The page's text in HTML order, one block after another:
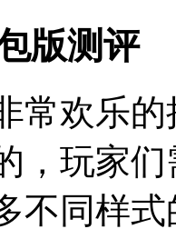
版测评
常欢乐
，玩家
不同样